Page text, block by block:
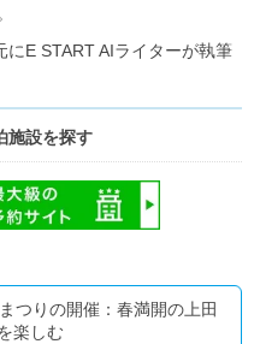
E START AIライターが執筆
施設を探す
つりの開催：春満開の上田
楽しむ